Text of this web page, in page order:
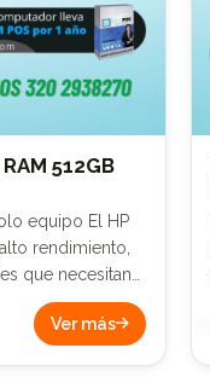
512GB
El HP
rendimiento,
que necesitan
décimaVer más